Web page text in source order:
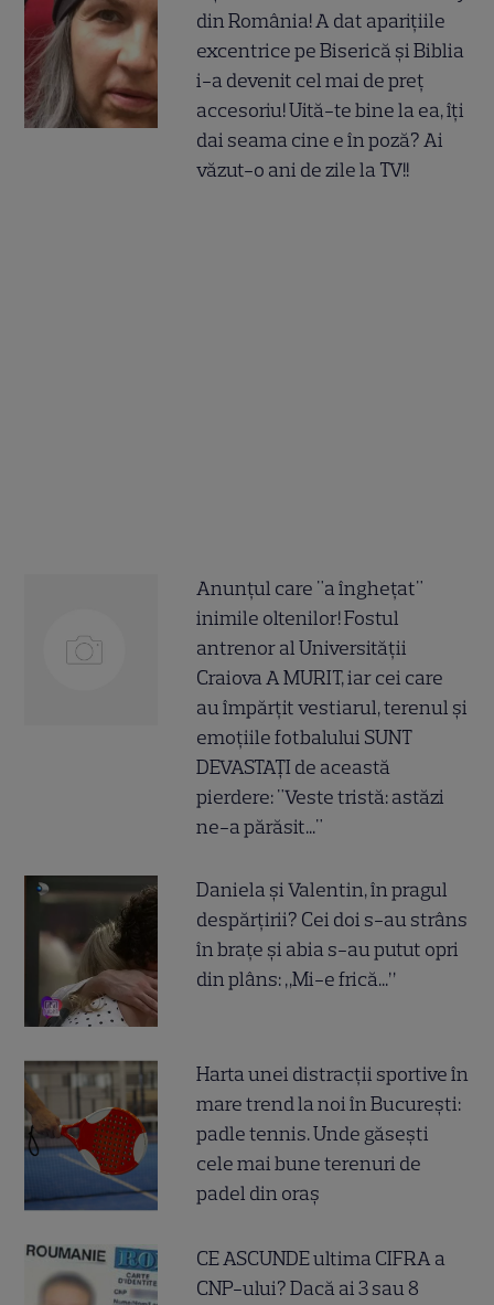
din România! A dat aparițiile
excentrice pe Biserică și Biblia
i-a devenit cel mai de preț
accesoriu! Uită-te bine la ea, îți
dai seama cine e în poză? Ai
văzut-o ani de zile la TV!!
Anunțul care "a înghețat"
inimile oltenilor! Fostul
antrenor al Universității
Craiova A MURIT, iar cei care
au împărțit vestiarul, terenul și
emoțiile fotbalului SUNT
DEVASTAȚI de această
pierdere: "Veste tristă: astăzi
ne-a părăsit..."
Daniela și Valentin, în pragul
despărțirii? Cei doi s-au strâns
în brațe și abia s-au putut opri
din plâns: „Mi-e frică...”
Harta unei distracții sportive în
mare trend la noi în București:
padle tennis. Unde găsești
cele mai bune terenuri de
padel din oraș
CE ASCUNDE ultima CIFRA a
CNP-ului? Dacă ai 3 sau 8